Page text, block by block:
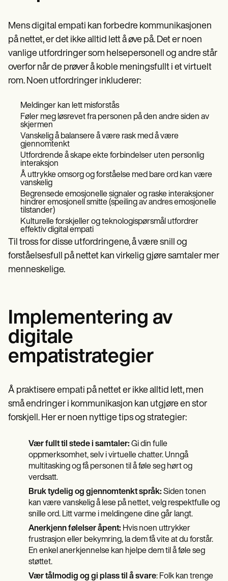
Mens digital empati kan forbedre kommunikasjonen
på nettet, er det ikke alltid lett å øve på. Det er noen
vanlige utfordringer som helsepersonell og andre står
overfor når de prøver å koble meningsfullt i et virtuelt
rom. Noen utfordringer inkluderer:
Meldinger kan lett misforstås
Føler meg løsrevet fra personen på den andre siden av
skjermen
Vanskelig å balansere å være rask med å være
gjennomtenkt
Utfordrende å skape ekte forbindelser uten personlig
interaksjon
Å uttrykke omsorg og forståelse med bare ord kan være
vanskelig
Begrensede emosjonelle signaler og raske interaksjoner
hindrer emosjonell smitte (speiling av andres emosjonelle
tilstander)
Kulturelle forskjeller og teknologispørsmål utfordrer
effektiv digital empati
Til tross for disse utfordringene, å være snill og
forståelsesfull på nettet kan virkelig gjøre samtaler mer
menneskelige.
Implementering av
digitale
empatistrategier
Å praktisere empati på nettet er ikke alltid lett, men
små endringer i kommunikasjon kan utgjøre en stor
forskjell. Her er noen nyttige tips og strategier:
Vær fullt til stede i samtaler: Gi din fulle
oppmerksomhet, selv i virtuelle chatter. Unngå
multitasking og få personen til å føle seg hørt og
verdsatt.
Bruk tydelig og gjennomtenkt språk: Siden tonen
kan være vanskelig å lese på nettet, velg respektfulle og
snille ord. Litt varme i meldingene dine går langt.
Anerkjenn følelser åpent: Hvis noen uttrykker
frustrasjon eller bekymring, la dem få vite at du forstår.
En enkel anerkjennelse kan hjelpe dem til å føle seg
støttet.
Vær tålmodig og gi plass til å svare: Folk kan trenge